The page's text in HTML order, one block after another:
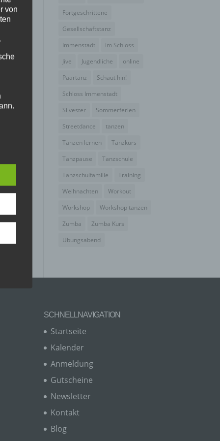
Fortgeschrittene
Gesellschaftstanz
Immenstadt
im Schloss
Jive
Jugendliche
online
Paartanz
Schaut hin!
Schloss Immenstadt
Silvester
Sommerferien
Streetdance
tanzen
Tanzen lernen
Tanzkurs
Tanzpause
Tanzschule
Tanzschulfamilie
Training
Weihnachten
Workout
Workshop
Workshop tanzen
Zumba
Zumba Kurs
Übungsabend
SCHNELLNAVIGATION
Startseite
Kalender
Anmeldung
Gutscheine
Newsletter
Kontakt
Blog
von
zu